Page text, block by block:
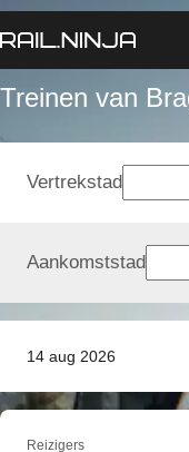
Treinen van
14 aug 2026
Vertrekstad
Aankomststad
Reizigers